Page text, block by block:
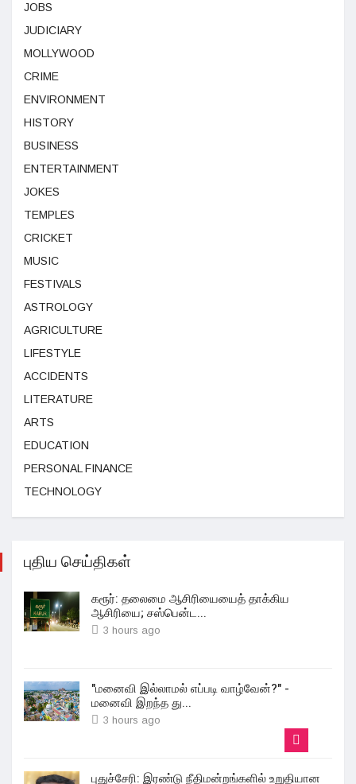
JOBS
JUDICIARY
MOLLYWOOD
CRIME
ENVIRONMENT
HISTORY
BUSINESS
ENTERTAINMENT
JOKES
TEMPLES
CRICKET
MUSIC
FESTIVALS
ASTROLOGY
AGRICULTURE
LIFESTYLE
ACCIDENTS
LITERATURE
ARTS
EDUCATION
PERSONAL FINANCE
TECHNOLOGY
புதிய செய்திகள்
கரூர்: தலைமை ஆசிரியையைத் தாக்கிய
ஆசிரியை; சஸ்பென்ட...
3 hours ago
"மனைவி இல்லாமல் எப்படி வாழ்வேன்?" -
மனைவி இறந்த து...
3 hours ago
புதுச்சேரி: இரண்டு நீதிமன்றங்களில் உறுதியான